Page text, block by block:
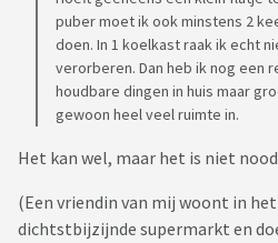
puber moet ik ook minstens 2
doen. In 1 koelkast raak ik echt
verorberen. Dan heb ik nog een
houdbare dingen in huis maar
gewoon heel veel ruimte in.
Het kan wel, maar het is niet
(Een vriendin van mij woont in
dichtstbijzijnde supermarkt en